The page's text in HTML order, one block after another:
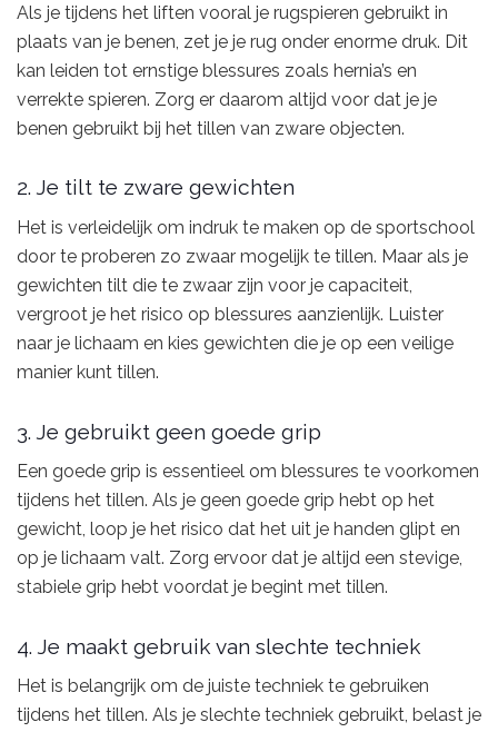
Als je tijdens het liften vooral je rugspieren gebruikt in
plaats van je benen, zet je je rug onder enorme druk. Dit
kan leiden tot ernstige blessures zoals hernia’s en
verrekte spieren. Zorg er daarom altijd voor dat je je
benen gebruikt bij het tillen van zware objecten.
2. Je tilt te zware gewichten
Het is verleidelijk om indruk te maken op de sportschool
door te proberen zo zwaar mogelijk te tillen. Maar als je
gewichten tilt die te zwaar zijn voor je capaciteit,
vergroot je het risico op blessures aanzienlijk. Luister
naar je lichaam en kies gewichten die je op een veilige
manier kunt tillen.
3. Je gebruikt geen goede grip
Een goede grip is essentieel om blessures te voorkomen
tijdens het tillen. Als je geen goede grip hebt op het
gewicht, loop je het risico dat het uit je handen glipt en
op je lichaam valt. Zorg ervoor dat je altijd een stevige,
stabiele grip hebt voordat je begint met tillen.
4. Je maakt gebruik van slechte techniek
Het is belangrijk om de juiste techniek te gebruiken
tijdens het tillen. Als je slechte techniek gebruikt, belast je